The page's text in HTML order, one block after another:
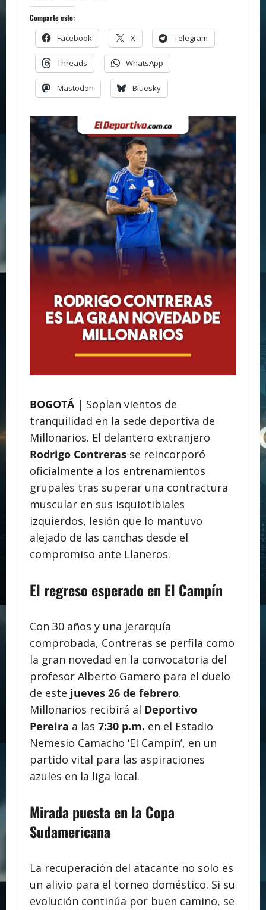
Comparte esto:
Facebook X Telegram
Threads WhatsApp
Mastodon Bluesky
BOGOTÁ | Soplan vientos de
tranquilidad en la sede deportiva de
Millonarios. El delantero extranjero
Rodrigo Contreras se reincorporó
oficialmente a los entrenamientos
grupales tras superar una contractura
muscular en sus isquiotibiales
izquierdos, lesión que lo mantuvo
alejado de las canchas desde el
compromiso ante Llaneros.
El regreso esperado en El Campín
Con 30 años y una jerarquía
comprobada, Contreras se perfila como
la gran novedad en la convocatoria del
profesor Alberto Gamero para el duelo
de este jueves 26 de febrero.
Millonarios recibirá al Deportivo
Pereira a las 7:30 p.m. en el Estadio
Nemesio Camacho ‘El Campín’, en un
partido vital para las aspiraciones
azules en la liga local.
Mirada puesta en la Copa
Sudamericana
La recuperación del atacante no solo es
un alivio para el torneo doméstico. Si su
evolución continúa por buen camino, se